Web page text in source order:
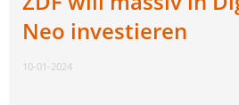
Neo investieren
10-01-2024